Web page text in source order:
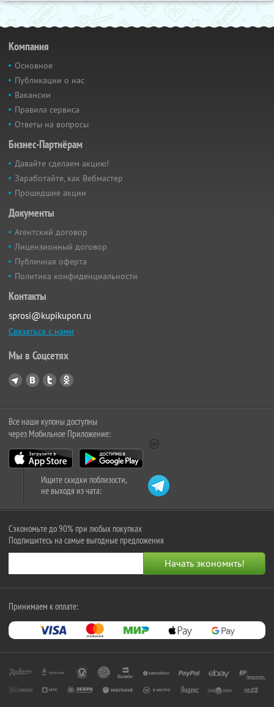
Компания
Основное
Публикации о нас
Вакансии
Правила сервиса
Ответы на вопросы
Бизнес-Партнёрам
Давайте сделаем акцию!
Заработайте, как Вебмастер
Прошедшие акции
Документы
Агентский договор
Лицензионный договор
Публичная оферта
Политика конфиденциальности
Контакты
sprosi@kupikupon.ru
Связаться с нами
Мы в Соцсетях
Все наши купоны доступны
через Мобильное Приложение:
Ищите скидки поблизости,
не выходя из чата:
Сэкономьте до 90% при любых покупках
Подпишитесь на самые выгодные предложения
Принимаем к оплате: